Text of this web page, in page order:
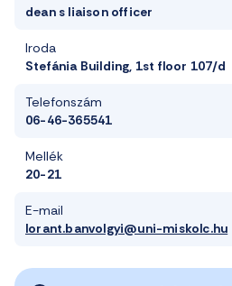
dean s liaison officer
Iroda
Stefánia Building, 1st floor 107/d
Telefonszám
06-46-365541
Mellék
20-21
E-mail
lorant.banvolgyi@uni-miskolc.hu